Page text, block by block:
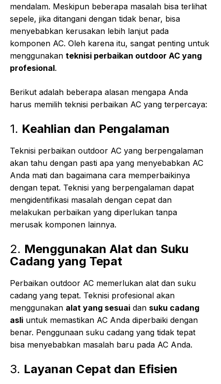
mendalam. Meskipun beberapa masalah bisa terlihat
sepele, jika ditangani dengan tidak benar, bisa
menyebabkan kerusakan lebih lanjut pada
komponen AC. Oleh karena itu, sangat penting untuk
menggunakan teknisi perbaikan outdoor AC yang
profesional.
Berikut adalah beberapa alasan mengapa Anda
harus memilih teknisi perbaikan AC yang terpercaya:
1. Keahlian dan Pengalaman
Teknisi perbaikan outdoor AC yang berpengalaman
akan tahu dengan pasti apa yang menyebabkan AC
Anda mati dan bagaimana cara memperbaikinya
dengan tepat. Teknisi yang berpengalaman dapat
mengidentifikasi masalah dengan cepat dan
melakukan perbaikan yang diperlukan tanpa
merusak komponen lainnya.
2. Menggunakan Alat dan Suku
Cadang yang Tepat
Perbaikan outdoor AC memerlukan alat dan suku
cadang yang tepat. Teknisi profesional akan
menggunakan alat yang sesuai dan suku cadang
asli untuk memastikan AC Anda diperbaiki dengan
benar. Penggunaan suku cadang yang tidak tepat
bisa menyebabkan masalah baru pada AC Anda.
3. Layanan Cepat dan Efisien